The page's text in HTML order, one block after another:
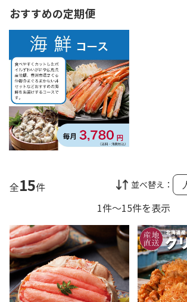
おすすめの定期便
全15件 並べ替え：
1件～15件を表示